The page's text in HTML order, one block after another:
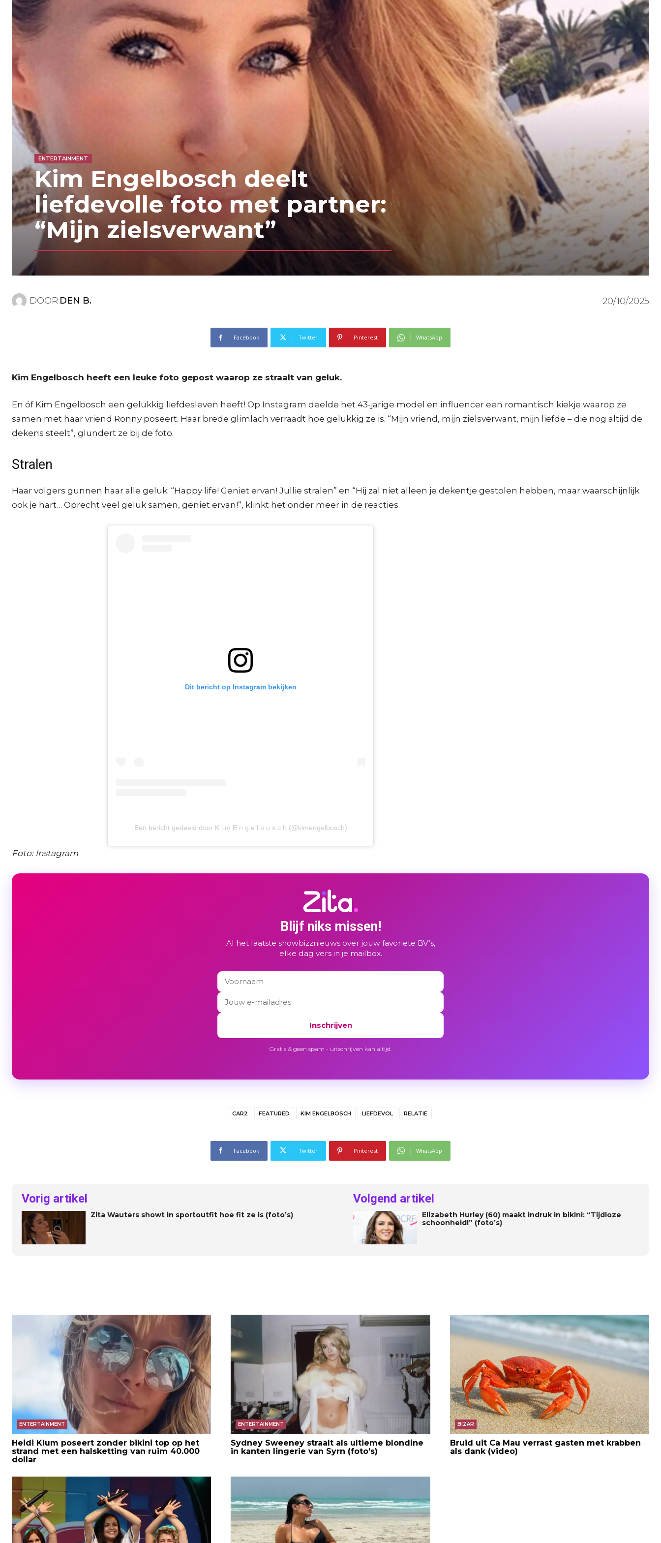
ENTERTAINMENT
Kim Engelbosch deelt
liefdevolle foto met partner:
“Mijn zielsverwant”
DOOR DEN B. 20/10/2025
Facebook Twitter Pinterest WhatsApp
Kim Engelbosch heeft een leuke foto gepost waarop ze straalt van geluk.
En óf Kim Engelbosch een gelukkig liefdesleven heeft! Op Instagram deelde het 43-jarige model en influencer een romantisch kiekje waarop ze
samen met haar vriend Ronny poseert. Haar brede glimlach verraadt hoe gelukkig ze is. “Mijn vriend, mijn zielsverwant, mijn liefde – die nog altijd de
dekens steelt”, glundert ze bij de foto.
Stralen
Haar volgers gunnen haar alle geluk. “Happy life! Geniet ervan! Jullie stralen” en “Hij zal niet alleen je dekentje gestolen hebben, maar waarschijnlijk
ook je hart… Oprecht veel geluk samen, geniet ervan!”, klinkt het onder meer in de reacties.
Dit bericht op Instagram bekijken
Een bericht gedeeld door K i m E n g e l b o s c h (@kimengelbosch)
Foto: Instagram
Blijf niks missen!
Al het laatste showbizznieuws over jouw favoriete BV’s,
elke dag vers in je mailbox.
Inschrijven
Gratis & geen spam - uitschrijven kan altijd.
CAR2 FEATURED KIM ENGELBOSCH LIEFDEVOL RELATIE
Facebook Twitter Pinterest WhatsApp
Vorig artikel
Zita Wauters showt in sportoutfit hoe fit ze is (foto’s)
Volgend artikel
Elizabeth Hurley (60) maakt indruk in bikini: “Tijdloze
schoonheid!” (foto’s)
ENTERTAINMENT
Heidi Klum poseert zonder bikini top op het
strand met een halsketting van ruim 40.000
dollar
ENTERTAINMENT
Sydney Sweeney straalt als ultieme blondine
in kanten lingerie van Syrn (foto’s)
BIZAR
Bruid uit Ca Mau verrast gasten met krabben
als dank (video)